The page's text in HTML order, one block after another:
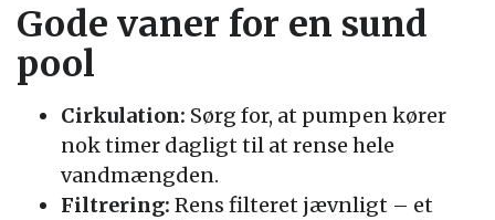
Gode vaner for en sund
pool
Cirkulation: Sørg for, at pumpen kører
nok timer dagligt til at rense hele
vandmængden.
Filtrering: Rens filteret jævnligt – et